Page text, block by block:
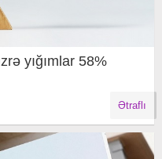
yığımlar 58%
Ətraflı